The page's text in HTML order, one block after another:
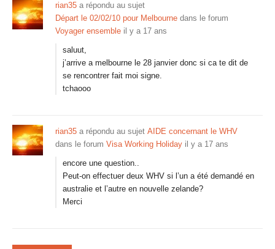
rian35 a répondu au sujet
Départ le 02/02/10 pour Melbourne dans le forum
Voyager ensemble il y a 17 ans
saluut,
j’arrive a melbourne le 28 janvier donc si ca te dit de
se rencontrer fait moi signe.
tchaooo
rian35 a répondu au sujet AIDE concernant le WHV
dans le forum Visa Working Holiday il y a 17 ans
encore une question..
Peut-on effectuer deux WHV si l’un a été demandé en
australie et l’autre en nouvelle zelande?
Merci